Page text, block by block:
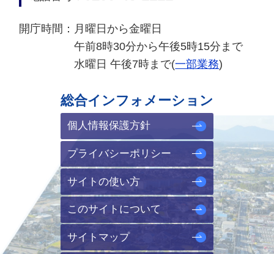
開庁時間： 月曜日から金曜日
午前8時30分から午後5時15分まで
水曜日 午後7時まで(一部業務)
総合インフォメーション
個人情報保護方針
プライバシーポリシー
サイトの使い方
このサイトについて
サイトマップ